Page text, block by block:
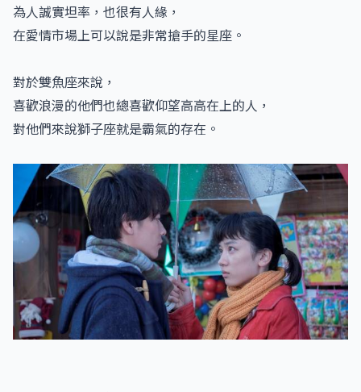
為人誠實坦率，也很有人緣，
在愛情市場上可以說是非常搶手的星座。
對於雙魚座來說，
喜歡浪漫的他們也總喜歡仰望高高在上的人，
對他們來說獅子座就是霸氣的存在。